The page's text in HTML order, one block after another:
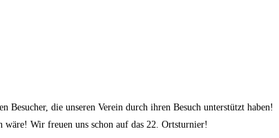
Besucher, die unseren Verein durch ihren Besuch unterstützt haben!
Wir freuen uns schon auf das 22. Ortsturnier!